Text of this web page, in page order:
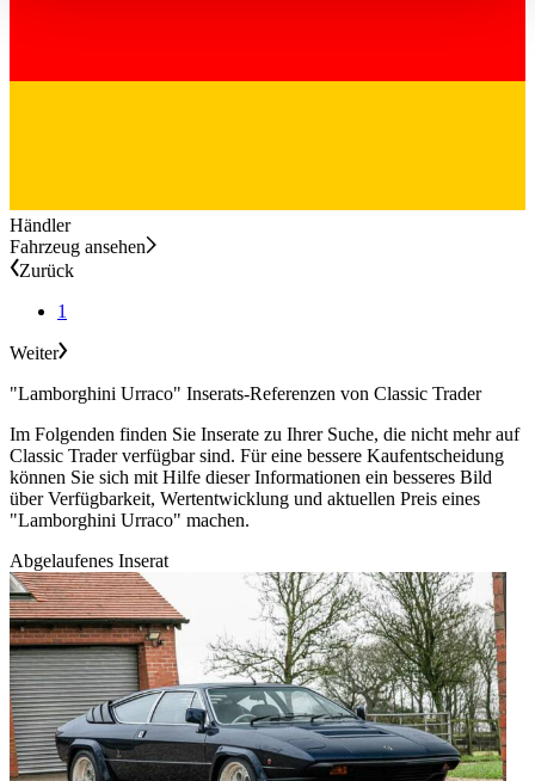
Händler
Fahrzeug ansehen
Zurück
1
Weiter
"Lamborghini Urraco" Inserats-Referenzen von Classic Trader
Im Folgenden finden Sie Inserate zu Ihrer Suche, die nicht mehr auf
Classic Trader verfügbar sind. Für eine bessere Kaufentscheidung
können Sie sich mit Hilfe dieser Informationen ein besseres Bild
über Verfügbarkeit, Wertentwicklung und aktuellen Preis eines
"Lamborghini Urraco" machen.
Abgelaufenes Inserat